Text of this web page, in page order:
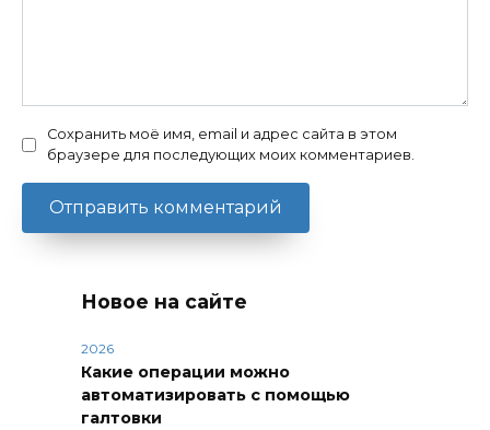
Сохранить моё имя, email и адрес сайта в этом
браузере для последующих моих комментариев.
Новое на сайте
2026
Какие операции можно
автоматизировать с помощью
галтовки